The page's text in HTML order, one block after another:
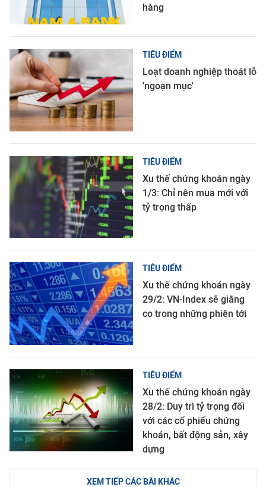
hàng
TIÊU ĐIỂM
Loạt doanh nghiệp thoát lỗ
'ngoạn mục'
TIÊU ĐIỂM
Xu thế chứng khoán ngày
1/3: Chỉ nên mua mới với
tỷ trọng thấp
TIÊU ĐIỂM
Xu thế chứng khoán ngày
29/2: VN-Index sẽ giằng
co trong những phiên tới
TIÊU ĐIỂM
Xu thế chứng khoán ngày
28/2: Duy trì tỷ trọng đối
với các cổ phiếu chứng
khoán, bất động sản, xây
dựng
XEM TIẾP CÁC BÀI KHÁC